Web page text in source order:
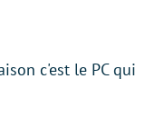
c'est le PC qui